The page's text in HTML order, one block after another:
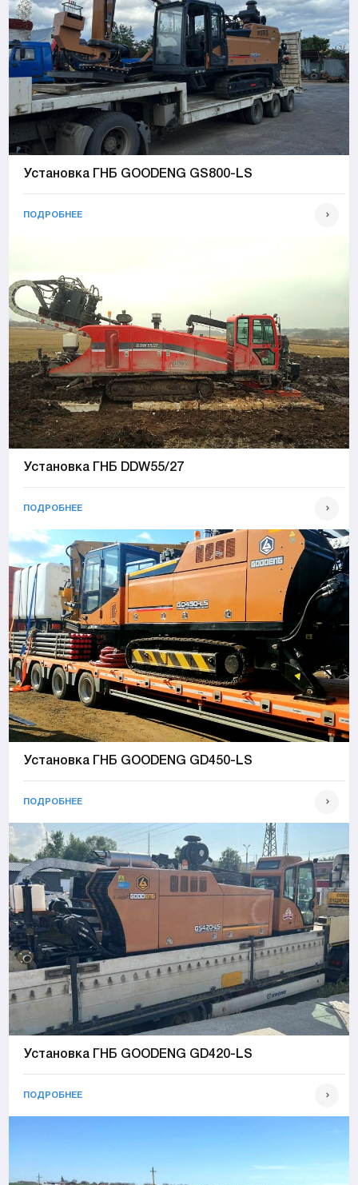
Установка ГНБ GOODENG GS800-LS
ПОДРОБНЕЕ
Установка ГНБ DDW55/27
ПОДРОБНЕЕ
Установка ГНБ GOODENG GD450-LS
ПОДРОБНЕЕ
Установка ГНБ GOODENG GD420-LS
ПОДРОБНЕЕ